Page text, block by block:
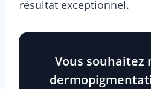
résultat exceptionnel.
Vous souhaitez